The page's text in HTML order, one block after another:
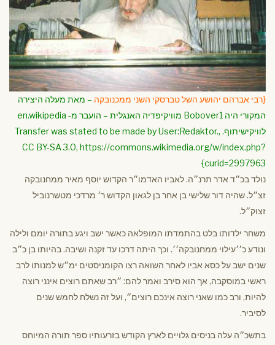
{רבי אברהם יהושע השל טברסקי השני ממכנובקה – מאת מעלה היצירה
המקורי היה Bobover1 מוויקיפדיה האנגלית – הועבר מ- en.wikipedia
לוויקישיתוף. Transfer was stated to be made by User:Redaktor.,
CC BY-SA 3.0, https://commons.wikimedia.org/w/index.php?
curid=2997963}
נולד בכ״ד אדר תרנ״ה. לאביו האדמו״ר הקדוש יוסף מאיר ממחנובקה
זצ״ל. שהיה דור שלישי בן אחר בן לגאון הקדוש ר׳ מרדכי מטשרנוביל
זצוק״ל.
משחר ילדותו בלט בהתמדתו המופלאה כאשר ישב ויגע בתורה יומם ולילה
ונודע כ׳׳עילוי ממחנובקה׳׳. וכך היתה דרכו עד זקנה ושיבה. בהיותו בן כ״ב
שנים ישב על כסא אביו לאחר השואה רצו הקומניסטים ימ״ש למנותו לרב
ראשי במוסקבה, אך הוא סירב ואמר להם: ״רב שאתם רוצים אינני רוצה
להיות, ורב כמו שאני רוצה אינכם רוצים״, ועל זה נשלח לחמש שנים
לסיביר.
בתשכ״ה עלה בניסים גלויים לארץ הקודש בזרעותיו ספר תורה המיוחס